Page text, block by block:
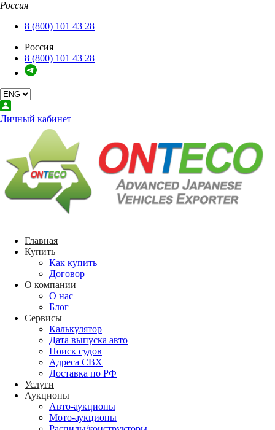
Главная
О компании
Сервисы
Услуги
Контакты
Back
Купить
Как купить
Договор
Back
О компании
О нас
Блог
Калькулятор
Дата выпуска авто
Поиск судов
Адреса СВХ
Доставка по РФ
Back
Аукционы
Авто-аукционы
Мото-аукционы
Распилы/конструкторы
Аукционы спецтехника
Статистика продаж авто
Каталог кузовов
Россия
8 (800) 101 43 28
Россия
8 (800) 101 43 28
Личный кабинет
Главная
Купить
Как купить
Договор
О компании
О нас
Блог
Сервисы
Калькулятор
Дата выпуска авто
Поиск судов
Адреса СВХ
Доставка по РФ
Услуги
Аукционы
Авто-аукционы
Мото-аукционы